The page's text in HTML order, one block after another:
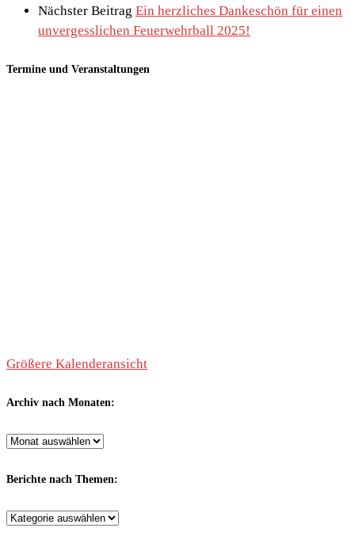
Nächster Beitrag Ein herzliches Dankeschön für einen
unvergesslichen Feuerwehrball 2025!
Termine und Veranstaltungen
Größere Kalenderansicht
Archiv nach Monaten:
Archiv
Monaten:
Berichte nach Themen:
Berichte